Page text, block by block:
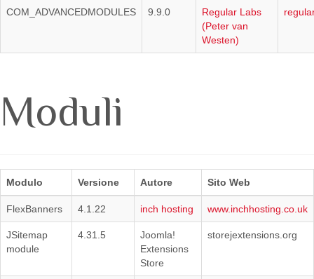
COM_ADVANCEDMODULES 9.9.0
Regular Labs
(Peter van
Westen)
Moduli
Modulo Versione Autore Sito Web
FlexBanners 4.1.22 inch hosting www.inchhosting.co.uk
JSitemap
module
4.31.5
Joomla!
Extensions
Store
storejextensions.org